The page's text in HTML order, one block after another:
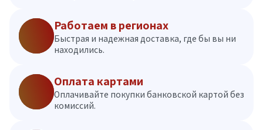
Работаем в регионах
Быстрая и надежная доставка, где бы вы ни
находились.
Оплата картами
Оплачивайте покупки банковской картой без
комиссий.